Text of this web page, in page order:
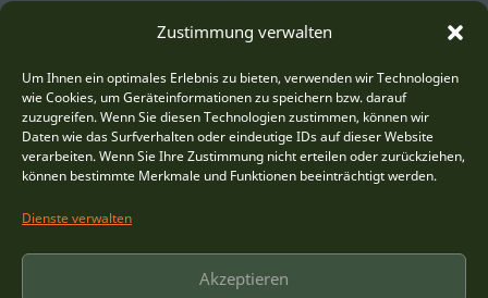
Zustimmung verwalten
Um Ihnen ein optimales Erlebnis zu bieten, verwenden wir Technologien
wie Cookies, um Geräteinformationen zu speichern bzw. darauf
zuzugreifen. Wenn Sie diesen Technologien zustimmen, können wir
Daten wie das Surfverhalten oder eindeutige IDs auf dieser Website
verarbeiten. Wenn Sie Ihre Zustimmung nicht erteilen oder zurückziehen,
können bestimmte Merkmale und Funktionen beeinträchtigt werden.
Dienste verwalten
Akzeptieren
+49 174 38 35 856
von 7 - 18 Uhr unter:
+49 173 30 05 246